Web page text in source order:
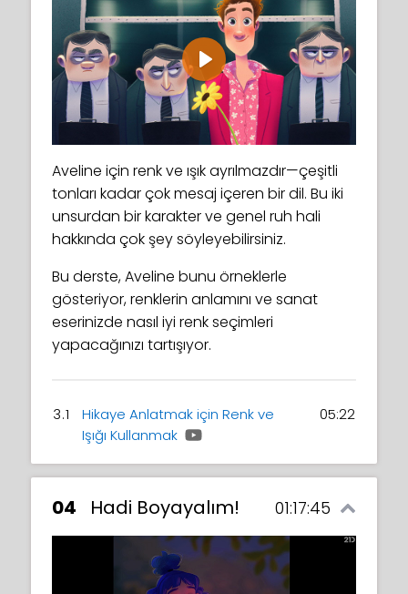
Play
Aveline için renk ve ışık ayrılmazdır—çeşitli
tonları kadar çok mesaj içeren bir dil. Bu iki
unsurdan bir karakter ve genel ruh hali
hakkında çok şey söyleyebilirsiniz.
Bu derste, Aveline bunu örneklerle
gösteriyor, renklerin anlamını ve sanat
eserinizde nasıl iyi renk seçimleri
yapacağınızı tartışıyor.
3.1
Hikaye Anlatmak için Renk ve
Işığı Kullanmak
05:22
04 Hadi Boyayalım! 01:17:45